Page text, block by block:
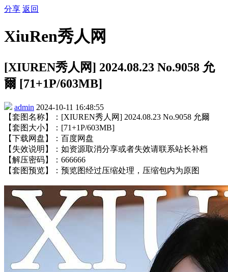
分享 返回
XiuRen秀人网
[XIUREN秀人网] 2024.08.23 No.9058 允
爾 [71+1P/603MB]
admin 2024-10-11 16:48:55
【套图名称】：[XIUREN秀人网] 2024.08.23 No.9058 允爾
【套图大小】：[71+1P/603MB]
【下载网盘】：百度网盘
【失效说明】：如资源取消分享或者失效请联系站长补档
【解压密码】：666666
【套图预览】：预览图经过压缩处理，压缩包内为原图